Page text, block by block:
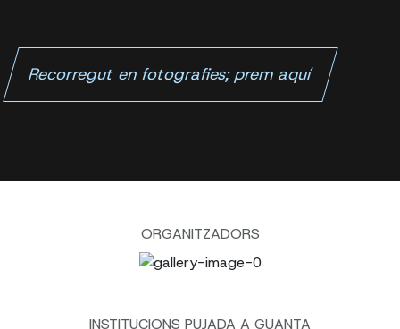
Recorregut en fotografies; prem aquí
ORGANITZADORS
INSTITUCIONS PUJADA A GUANTA